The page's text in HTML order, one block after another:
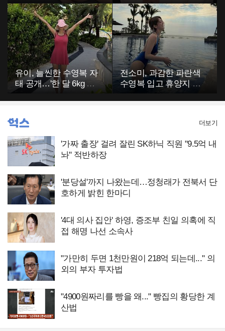
부에 깜짝
고…"
유이, 늘씬한 수영복 자
태 공개…'한 달 6kg 감
전소미, 과감한 파란색
수영복 입고 휴양지 포
'가짜 출장' 걸려 잘린 SK하닉 직원 "9.5억 내
놔" 적반하장
'분당설'까지 나왔는데…정청래가 전북서 단
호하게 밝힌 한마디
'4대 의사 집안' 하영, 증조부 친일 의혹에 직
접 해명 나선 소속사
"가만히 두면 1천만원이 218억 되는데..." 의
외의 부자 투자법
"4900원짜리를 빵을 왜..." 빵집의 황당한 계
산법
더보기